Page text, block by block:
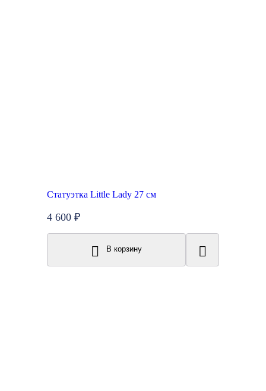
Статуэтка Little Lady 27 см
4 600 ₽
В корзину